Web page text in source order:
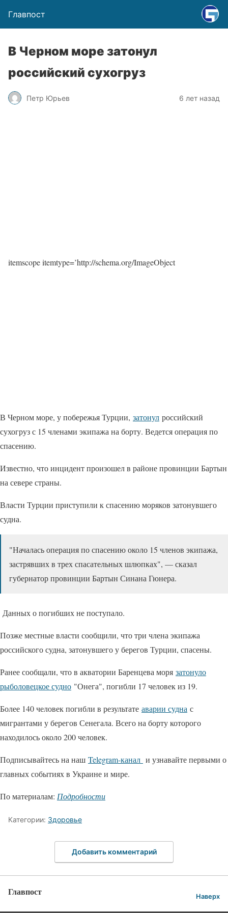
Главпост
В Черном море затонул
российский сухогруз
Петр Юрьев 6 лет назад
itemscope itemtype=’http://schema.org/ImageObject
В Черном море, у побережья Турции, затонул российский
сухогруз с 15 членами экипажа на борту. Ведется операция по
спасению.
Известно, что инцидент произошел в районе провинции Бартын
на севере страны.
Власти Турции приступили к спасению моряков затонувшего
судна.
"Началась операция по спасению около 15 членов экипажа,
застрявших в трех спасательных шлюпках", — сказал
губернатор провинции Бартын Синана Гюнера.
Данных о погибших не поступало.
Позже местные власти сообщили, что три члена экипажа
российского судна, затонувшего у берегов Турции, спасены.
Ранее сообщали, что в акватории Баренцева моря затонуло
рыболовецкое судно "Онега", погибли 17 человек из 19.
Более 140 человек погибли в результате аварии судна с
мигрантами у берегов Сенегала. Всего на борту которого
находилось около 200 человек.
Подписывайтесь на наш Telegram-канал и узнавайте первыми о
главных событиях в Украине и мире.
По материалам: Подробности
Категории: Здоровье
Добавить комментарий
Главпост Наверх